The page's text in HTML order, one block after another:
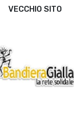
VECCHIO SITO